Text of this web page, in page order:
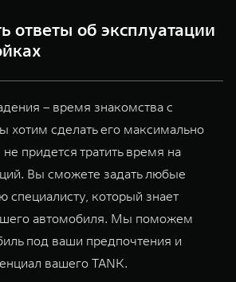
ответы об эксплуатации
– время знакомства с
хотим сделать его максимально
придется тратить время на
Вы сможете задать любые
специалисту, который знает
автомобиля. Мы поможем
под ваши предпочтения и
вашего TANK.